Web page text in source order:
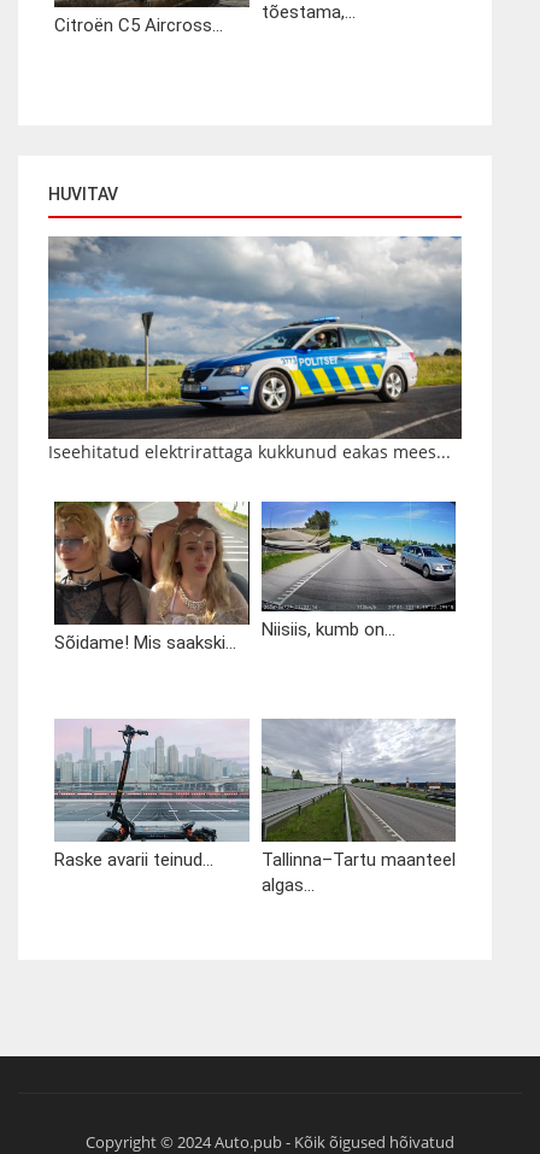
Citroën C5 Aircross...
tõestama,...
HUVITAV
Iseehitatud elektrirattaga kukkunud eakas mees...
Sõidame! Mis saakski...
Niisiis, kumb on...
Raske avarii teinud...
Tallinna–Tartu maanteel
algas...
Copyright © 2024 Auto.pub - Kõik õigused hõivatud